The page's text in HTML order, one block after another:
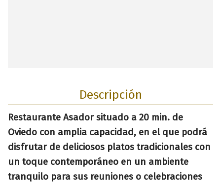
Descripción
Restaurante Asador situado a 20 min. de
Oviedo con amplia capacidad, en el que podrá
disfrutar de deliciosos platos tradicionales con
un toque contemporáneo en un ambiente
tranquilo para sus reuniones o celebraciones